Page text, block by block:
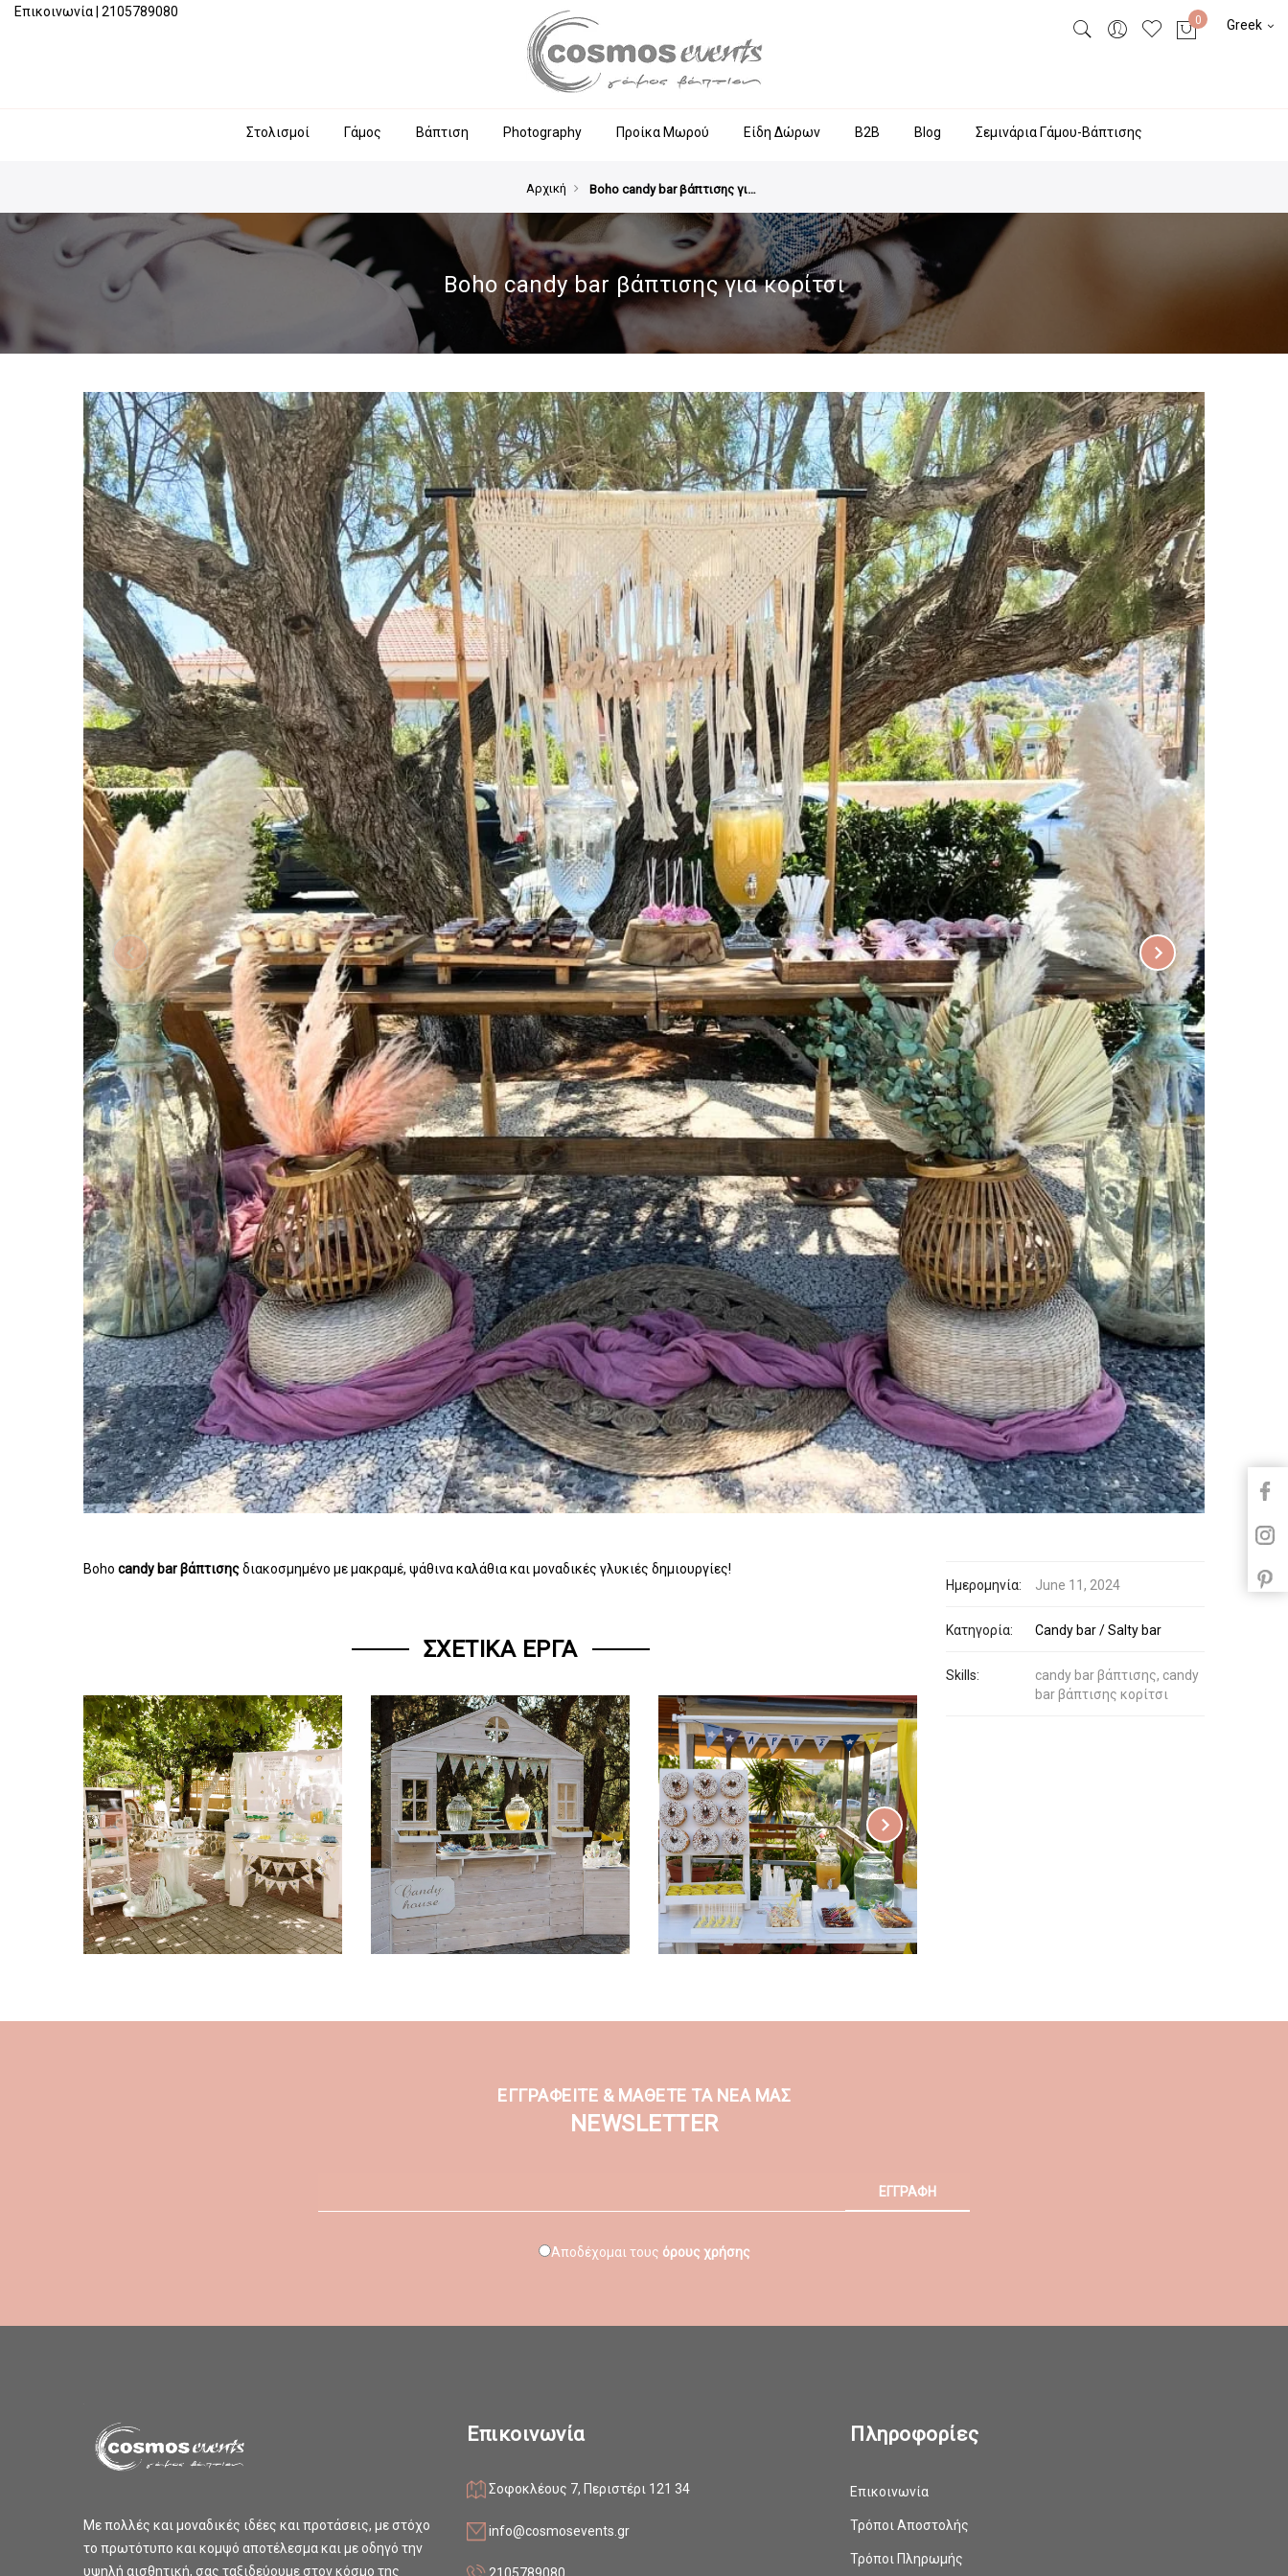
Επικοινωνία 2105789080
Greek
Στολισμοί Γάμος Βάπτιση Photography Προίκα Μωρού Είδη Δώρων Β2Β Blog Σεμινάρια Γάμου-Βάπτισης
Αρχική Boho candy bar βάπτισης για κορίτσι
Boho candy bar βάπτισης για κορίτσι
Ημερομηνία: June 11, 2024
Κατηγορία: Candy bar / Salty bar
Skills:
candy bar βάπτισης, candy
bar βάπτισης κορίτσι
Boho candy bar βάπτισηςδιακοσμημένο με μακραμέ, ψάθινα καλάθια και μοναδικές γλυκιές δημιουργίες!
ΣΧΕΤΙΚΆ ΈΡΓΑ
ΕΓΓΡΑΦΕΙΤΕ & ΜΑΘΕΤΕ ΤΑ ΝΕΑ ΜΑΣ
NEWSLETTER
ΕΓΓΡΑΦΗ
Αποδέχομαι τους όρους χρήσης
Με πολλές και μοναδικές ιδέες και προτάσεις, με στόχο
το πρωτότυπο και κομψό αποτέλεσμα και με οδηγό την
υψηλή αισθητική, σας ταξιδεύουμε στον κόσμο της
Επικοινωνία
Σοφοκλέους 7, Περιστέρι 121 34
info@cosmosevents.gr
2105789080
Πληροφορίες
Επικοινωνία
Τρόποι Αποστολής
Τρόποι Πληρωμής